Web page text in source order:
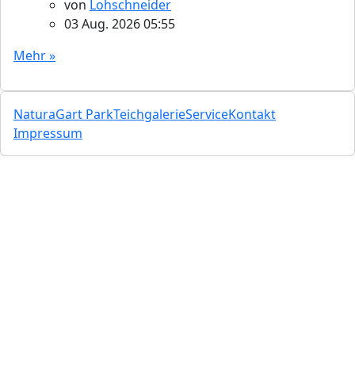
von Lohschneider
03 Aug. 2026 05:55
Mehr »
NaturaGart ParkTeichgalerieServiceKontakt
Impressum